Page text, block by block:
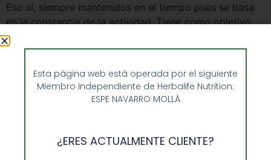
Eso sí, siempre mantenidos en el tiempo pues se basa
en la constancia de la actividad. Tiene como objetivo
mejorar la condición física de la persona que los
realiza, de ahí se vincule a un estilo […]
Esta página web está operada por el siguiente
Miembro Independiente de Herbalife Nutrition:
ESPE NAVARRO MOLLÀ
¿ERES ACTUALMENTE CLIENTE?